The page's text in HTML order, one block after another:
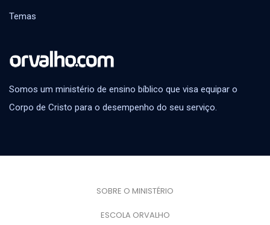
Somos um ministério de ensino bíblico que visa equipar o
Corpo de Cristo para o desempenho do seu serviço.
Temas
SOBRE O MINISTÉRIO
ESCOLA ORVALHO